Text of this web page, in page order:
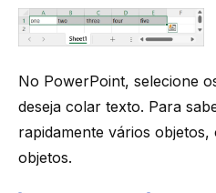
No PowerPoint, selecione
deseja colar texto. Para
rapidamente vários objetos,
objetos.